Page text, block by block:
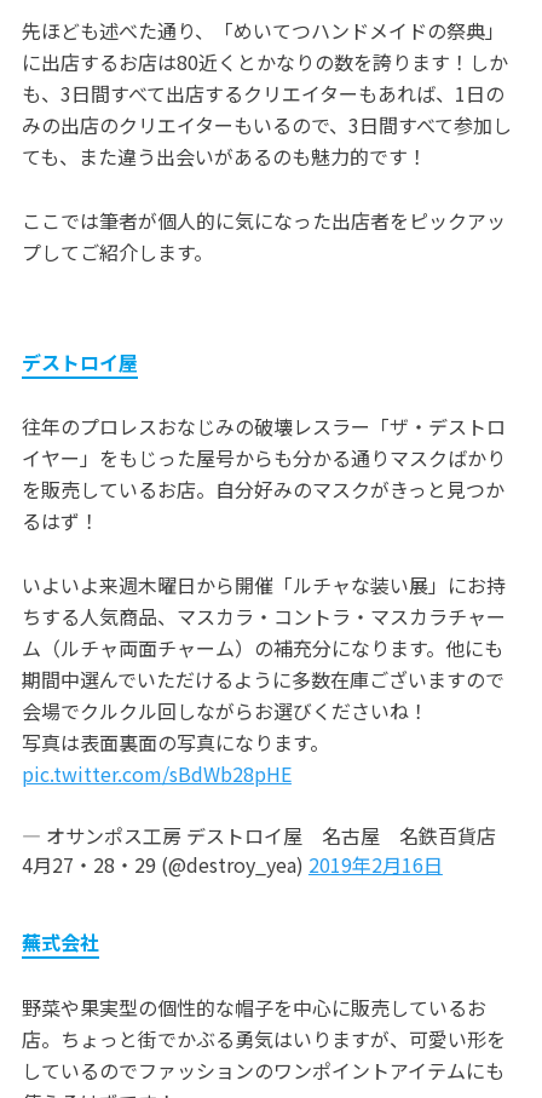
先ほども述べた通り、「めいてつハンドメイドの祭典」
に出店するお店は80近くとかなりの数を誇ります！しか
も、3日間すべて出店するクリエイターもあれば、1日の
みの出店のクリエイターもいるので、3日間すべて参加し
ても、また違う出会いがあるのも魅力的です！
ここでは筆者が個人的に気になった出店者をピックアッ
プしてご紹介します。
デストロイ屋
往年のプロレスおなじみの破壊レスラー「ザ・デストロ
イヤー」をもじった屋号からも分かる通りマスクばかり
を販売しているお店。自分好みのマスクがきっと見つか
るはず！
いよいよ来週木曜日から開催「ルチャな装い展」にお持
ちする人気商品、マスカラ・コントラ・マスカラチャー
ム（ルチャ両面チャーム）の補充分になります。他にも
期間中選んでいただけるように多数在庫ございますので
会場でクルクル回しながらお選びくださいね！
写真は表面裏面の写真になります。
pic.twitter.com/sBdWb28pHE
— オサンポス工房 デストロイ屋 名古屋 名鉄百貨店
4月27・28・29 (@destroy_yea) 2019年2月16日
蕪式会社
野菜や果実型の個性的な帽子を中心に販売しているお
店。ちょっと街でかぶる勇気はいりますが、可愛い形を
しているのでファッションのワンポイントアイテムにも